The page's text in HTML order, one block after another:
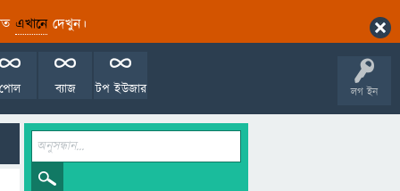
এখানেদেখুন।
লগ ইন
টপ ইউজার
ব্যাজ
পোল